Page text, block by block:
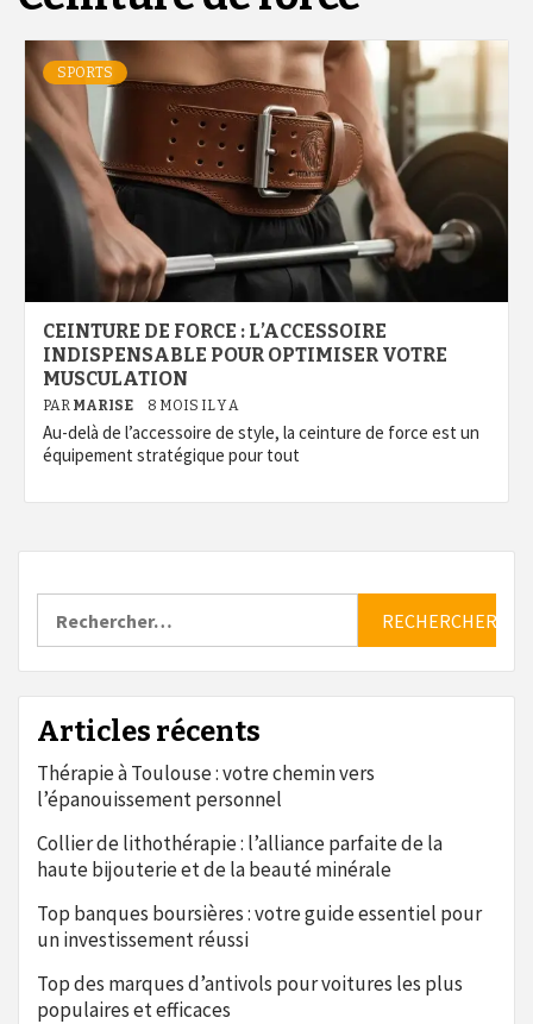
SPORTS
CEINTURE DE FORCE : L’ACCESSOIRE
INDISPENSABLE POUR OPTIMISER VOTRE
MUSCULATION
PAR MARISE 8 MOIS IL Y A
Au-delà de l’accessoire de style, la ceinture de force est un
équipement stratégique pour tout
Articles récents
Thérapie à Toulouse : votre chemin vers
l’épanouissement personnel
Collier de lithothérapie : l’alliance parfaite de la
haute bijouterie et de la beauté minérale
Top banques boursières : votre guide essentiel pour
un investissement réussi
Top des marques d’antivols pour voitures les plus
populaires et efficaces